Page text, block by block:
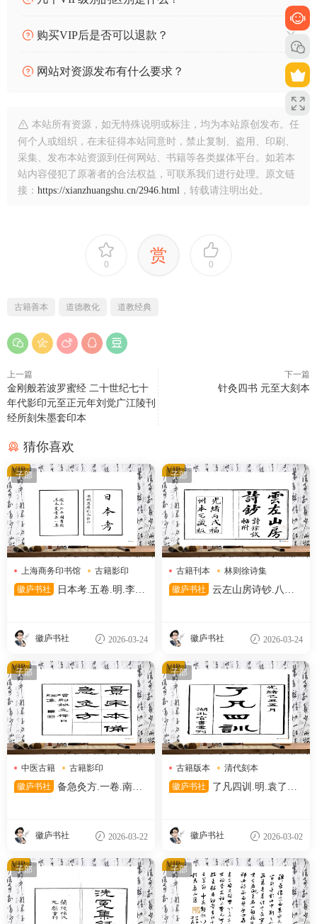
购买VIP后是否可以退款？
网站对资源发布有什么要求？
本站所有资源，如无特殊说明或标注，均为本站原创发布。任
何个人或组织，在未征得本站同意时，禁止复制、盗用、印刷、
采集、发布本站资源到任何网站、书籍等各类媒体平台。如若本
站内容侵犯了原著者的合法权益，可联系我们进行处理。原文链
接： https://xianzhuangshu.cn/2946.html ，转载请注明出处。
0 赏 0
古籍善本 道德教化 道教经典
上一篇
金刚般若波罗蜜经 二十世纪七十
年代影印元至正元年刘觉广江陵刊
经所刻朱墨套印本
下一篇
针灸四书 元至大刻本
猜你喜欢
子部
上海商务印书馆
古籍影印
日本考
徽庐书社
日本考.五卷.明.李言
国国家图书馆藏
徽庐书社 2026-03-24
VIP 子部
古籍刊本
林则徐诗集
清代刊本
徽庐书社
云左山房诗钞.八卷.
徽庐书社 2026-03-24
VIP
子部
中医古籍
古籍影印
宋代刻本
徽庐书社
备急灸方.一卷.南宋.
刊本
徽庐书社 2026-03-22
VIP 子部
古籍版本
清代刻本
清代文献
徽庐书社
了凡四训.明.袁了凡
徽庐书社 2026-03-02
VIP
子部
VIP 子部
VIP